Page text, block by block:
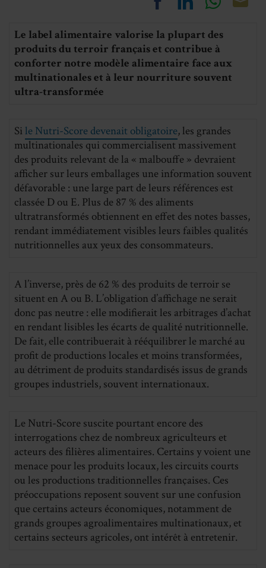
on
Facebook
on
LinkedIn
on
Le label alimentaire valorise la plupart des
produits du terroir français et contribue à
conforter notre modèle alimentaire face aux
multinationales et à leur nourriture souvent
ultra-transformée
Si le Nutri-Score devenait obligatoire, les grandes
multinationales qui commercialisent massivement
des produits relevant de la « malbouffe » devraient
afficher sur leurs emballages une information souvent
défavorable : une large part de leurs références est
classée D ou E. Plus de 87 % des aliments
ultratransformés obtiennent en effet des notes basses,
rendant immédiatement visibles leurs faibles qualités
nutritionnelles aux yeux des consommateurs.
A l’inverse, près de 62 % des produits de terroir se
situent en A ou B. L’obligation d’affichage ne serait
donc pas neutre : elle modifierait les arbitrages d’achat
en rendant lisibles les écarts de qualité nutritionnelle.
De fait, elle contribuerait à rééquilibrer le marché au
profit de productions locales et moins transformées,
au détriment de produits standardisés issus de grands
groupes industriels, souvent internationaux.
Le Nutri-Score suscite pourtant encore des
interrogations chez de nombreux agriculteurs et
acteurs des filières alimentaires. Certains y voient une
menace pour les produits locaux, les circuits courts
ou les productions traditionnelles françaises. Ces
préoccupations reposent souvent sur une confusion
que certains acteurs économiques, notamment de
grands groupes agroalimentaires multinationaux, et
certains secteurs agricoles, ont intérêt à entretenir.